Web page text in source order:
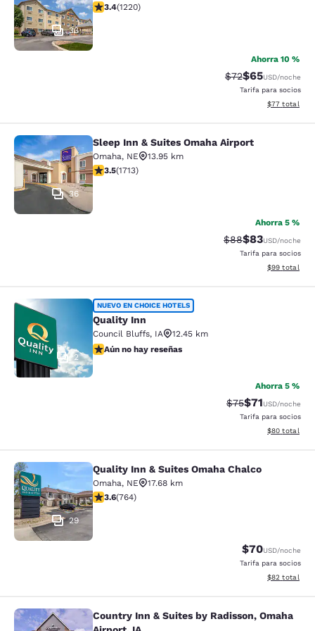
33
Calificación de 3.4 estrellas. Bueno. 1220 reseñas
3.4(1220)
Ahorra 10 %
Tarifa tachada:
$72Tarifa
$65USD/noche
Tarifa para socios
Ver detalles
$77 total
Sleep Inn & Suites Omaha Airport
36
Sleep Inn & Suites Omaha Airport
Omaha, NE
13.95 km
Calificación de 3.54 estrellas. Bueno. 1713 reseñas
3.5(1713)
Ahorra 5 %
Tarifa tachada:
$88Tarifa
$83USD/noche
Tarifa para socios
Ver detalles
$99 total
Quality Inn
2
NUEVO EN CHOICE HOTELS
Quality Inn
Council Bluffs, IA
12.45 km
Aún no hay reseñas
Aún no hay reseñas
Ahorra 5 %
Tarifa tachada:
$75Tarifa
$71USD/noche
Tarifa para socios
Ver detalles
$80 total
Quality Inn & Suites Omaha Chalco
29
Quality Inn & Suites Omaha Chalco
Omaha, NE
17.68 km
Calificación de 3.59 estrellas. Bueno. 764 reseñas
3.6(764)
$70USD/noche
Tarifa para socios
Ver detalles
$82 total
Country Inn & Suites by Radisson,
Country Inn & Suites by Radisson, Omaha